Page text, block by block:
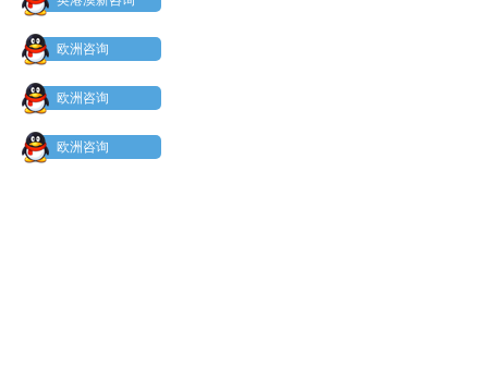
欧洲咨询
欧洲咨询
欧洲咨询